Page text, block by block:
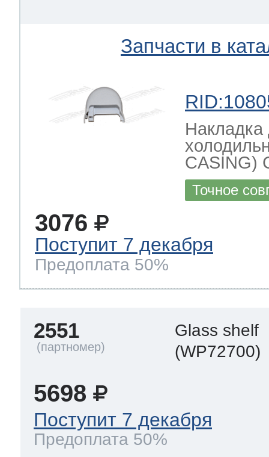
Запчасти в
Накладка
CASING)
Точное
3076
Поступит 7 декабря
Предоплата 50%
2551
Glass shelf
(WP72700)
5698
Поступит 7 декабря
Предоплата 50%